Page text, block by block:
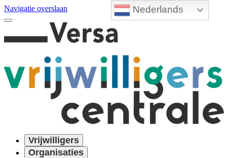
Nederlands
Navigatie overslaan
Vrijwilligers
Organisaties